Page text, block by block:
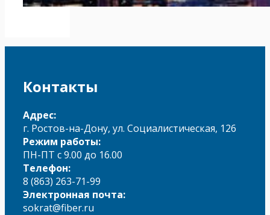
Контакты
Адрес:
г. Ростов-на-Дону, ул. Социалистическая, 126
Режим работы:
ПН-ПТ с 9.00 до 16.00
Телефон:
8 (863) 263-71-99
Электронная почта:
sokrat@fiber.ru